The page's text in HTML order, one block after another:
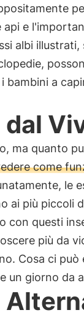
e
albi
a
dal
ma quanto
come
le
ai più piccoli
con questi
più da
Cosa ci può
un giorno da